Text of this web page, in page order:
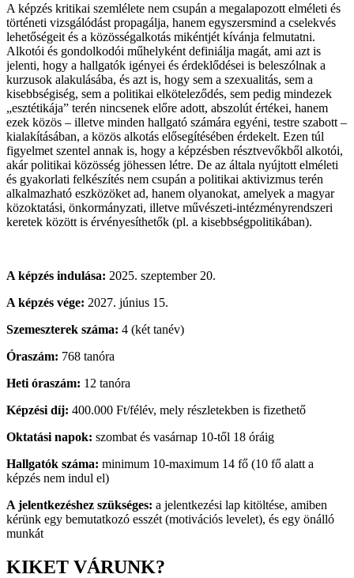
A képzés kritikai szemlélete nem csupán a megalapozott elméleti és
történeti vizsgálódást propagálja, hanem egyszersmind a cselekvés
lehetőségeit és a közösségalkotás mikéntjét kívánja felmutatni.
Alkotói és gondolkodói műhelyként definiálja magát, ami azt is
jelenti, hogy a hallgatók igényei és érdeklődései is beleszólnak a
kurzusok alakulásába, és azt is, hogy sem a szexualitás, sem a
kisebbségiség, sem a politikai elköteleződés, sem pedig mindezek
„esztétikája” terén nincsenek előre adott, abszolút értékei, hanem
ezek közös – illetve minden hallgató számára egyéni, testre szabott –
kialakításában, a közös alkotás elősegítésében érdekelt. Ezen túl
figyelmet szentel annak is, hogy a képzésben résztvevőkből alkotói,
akár politikai közösség jöhessen létre. De az általa nyújtott elméleti
és gyakorlati felkészítés nem csupán a politikai aktivizmus terén
alkalmazható eszközöket ad, hanem olyanokat, amelyek a magyar
közoktatási, önkormányzati, illetve művészeti-intézményrendszeri
keretek között is érvényesíthetők (pl. a kisebbségpolitikában).
A képzés indulása: 2025. szeptember 20.
A képzés vége: 2027. június 15.
Szemeszterek száma: 4 (két tanév)
Óraszám: 768 tanóra
Heti óraszám: 12 tanóra
Képzési díj: 400.000 Ft/félév, mely részletekben is fizethető
Oktatási napok: szombat és vasárnap 10-től 18 óráig
Hallgatók száma: minimum 10-maximum 14 fő (10 fő alatt a
képzés nem indul el)
A jelentkezéshez szükséges: a jelentkezési lap kitöltése, amiben
kérünk egy bemutatkozó esszét (motivációs levelet), és egy önálló
munkát
KIKET VÁRUNK?